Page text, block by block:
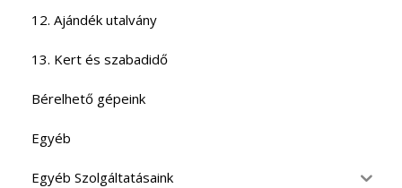
12. Ajándék utalvány
13. Kert és szabadidő
Bérelhető gépeink
Egyéb
Egyéb Szolgáltatásaink